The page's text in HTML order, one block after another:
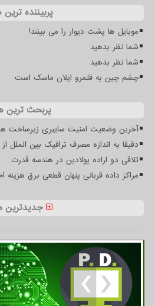
پربیننده ترین
موبایل ها پشت دیوار را می بینند!
شما نظر بدهید
شما نظر بدهید
چشم چین به قلمرو ایلان ماسک است
پربحث ترین
آخرین وضعیت امنیت سایبری زیرساخت
دقیقا به اندازه مصرف ترافیک بین
تلاقی دو اراده پولادین در هندسه قدرت
مراکز داده قربانی پنهان قطعی برق هزینه
جدیدترین